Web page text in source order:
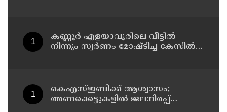
കണ്ണൂർ എളയാവൂരിലെ വീട്ടിൽ
നിന്നും സ്വർണം മോഷ്ടിച്ച കേസിൽ
കെഎസ്ഇബിക്ക് ആശ്വാസം;
അണക്കെട്ടുകളില്‍ ജലനിരപ്പ്